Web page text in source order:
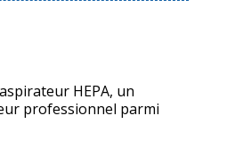
HEPA, un
professionnel parmi